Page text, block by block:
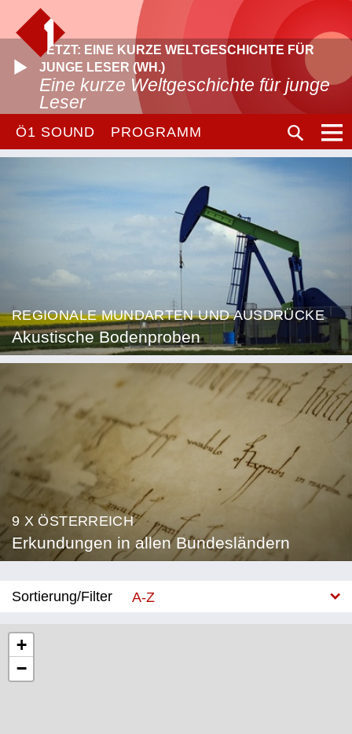
JETZT: EINE KURZE WELTGESCHICHTE FÜR
JUNGE LESER (WH.)
Eine kurze Weltgeschichte für junge
Leser
Ö1 SOUND PROGRAMM
REGIONALE MUNDARTEN UND AUSDRÜCKE
Akustische Bodenproben
9 X ÖSTERREICH
Erkundungen in allen Bundesländern
Sortierung/Filter
A-Z
+
−